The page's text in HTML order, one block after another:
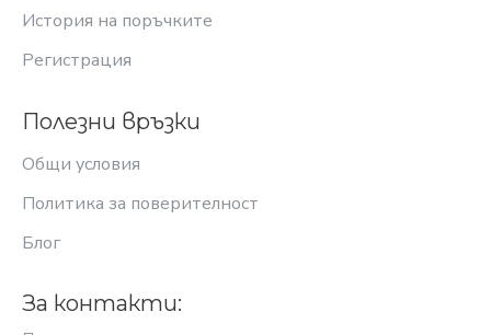
История на поръчките
Регистрация
Полезни връзки
Общи условия
Политика за поверителност
Блог
За контакти: